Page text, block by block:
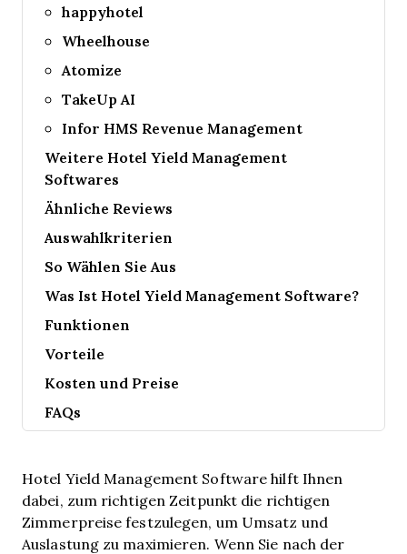
happyhotel
Wheelhouse
Atomize
TakeUp AI
Infor HMS Revenue Management
Weitere Hotel Yield Management
Softwares
Ähnliche Reviews
Auswahlkriterien
So Wählen Sie Aus
Was Ist Hotel Yield Management Software?
Funktionen
Vorteile
Kosten und Preise
FAQs
Hotel Yield Management Software hilft Ihnen
dabei, zum richtigen Zeitpunkt die richtigen
Zimmerpreise festzulegen, um Umsatz und
Auslastung zu maximieren. Wenn Sie nach der